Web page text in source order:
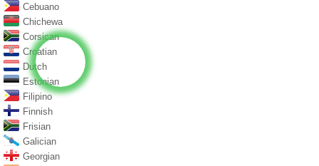
Cebuano
Chichewa
Corsican
Croatian
Dutch
Estonian
Filipino
Finnish
Frisian
Galician
Georgian